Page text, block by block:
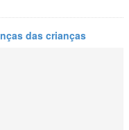
das crianças